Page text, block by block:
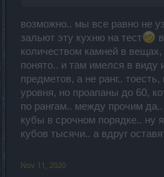
возможно.. мы все равно не
зальют эту кухню на тест
количеством камней в
понято.. и там имелся в виду
предметов, а не ранг..
уровня, но проапаны до 60,
по рангам.. между прочим
кубы в срочном порядке.. ну
кубов тысячи.. а вдруг
Nov 11, 2020